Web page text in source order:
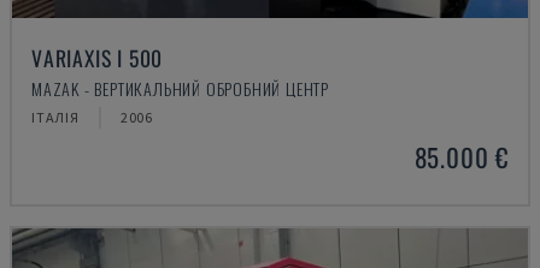
VARIAXIS I 500
MAZAK - ВЕРТИКАЛЬНИЙ ОБРОБНИЙ ЦЕНТР
ІТАЛІЯ 2006
85.000 €